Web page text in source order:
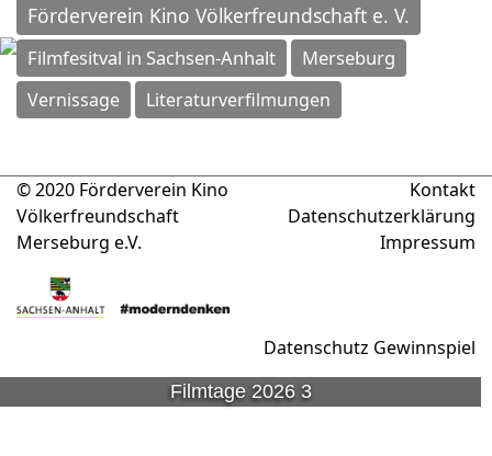
Filmtage 2026 3
Förderverein Kino Völkerfreundschaft e. V.
Filmfesitval in Sachsen-Anhalt Merseburg
Vernissage Literaturverfilmungen
© 2020 Förderverein Kino
Völkerfreundschaft
Merseburg e.V.
Kontakt
Datenschutzerklärung
Impressum
Datenschutz Gewinnspiel